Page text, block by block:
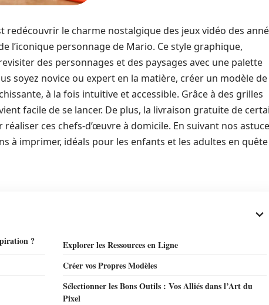
redécouvrir le charme nostalgique des jeux vidéo des
l’iconique personnage de Mario. Ce style graphique,
des personnages et des paysages avec une palette
soyez novice ou expert en la matière, créer un modèle de
à la fois intuitive et accessible. Grâce à des grilles
facile de se lancer. De plus, la livraison gratuite de
ces chefs-d’œuvre à domicile. En suivant nos
à imprimer, idéals pour les enfants et les adultes en quête
?
Explorer les Ressources en Ligne
Créer vos Propres Modèles
Sélectionner les Bons Outils : Vos Alliés dans l’Art du
Pixel